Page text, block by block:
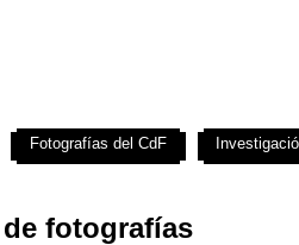
fotografías
Fotografías del CdF